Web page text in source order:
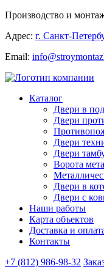
Производство и
Адрес: г. Санкт-
Email:
Каталог
Двери в
Двери
Двери
Двери
Ворота
Двери в
Двери с
Наши работы
Карта объектов
Доставка и
Контакты
+7 (812) 986-98-32